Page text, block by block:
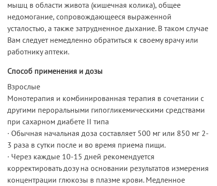
мышц в области живота (кишечная колика), общее
недомогание, сопровождающееся выраженной
усталостью, а также затрудненное дыхание. В таком случае
Вам следует немедленно обратиться к своему врачу или
работнику аптеки.
Способ применения и дозы
Взрослые
Монотерапия и комбинированная терапия в сочетании с
другими пероральными гипогликемическими средствами
при сахарном диабете II типа
· Обычная начальная доза составляет 500 мг или 850 мг 2-
3 раза в сутки после и во время приема пищи.
· Через каждые 10-15 дней рекомендуется
корректировать дозу на основании результатов измерения
концентрации глюкозы в плазме крови. Медленное